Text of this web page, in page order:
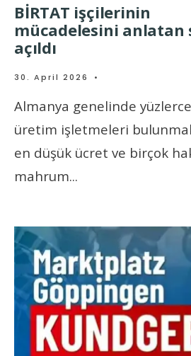
BİRTAT işçilerinin
mücadelesini anlatan
açıldı
30. April 2026 •
Almanya genelinde
üretim işletmeleri
en düşük ücret ve birçok
mahrum...